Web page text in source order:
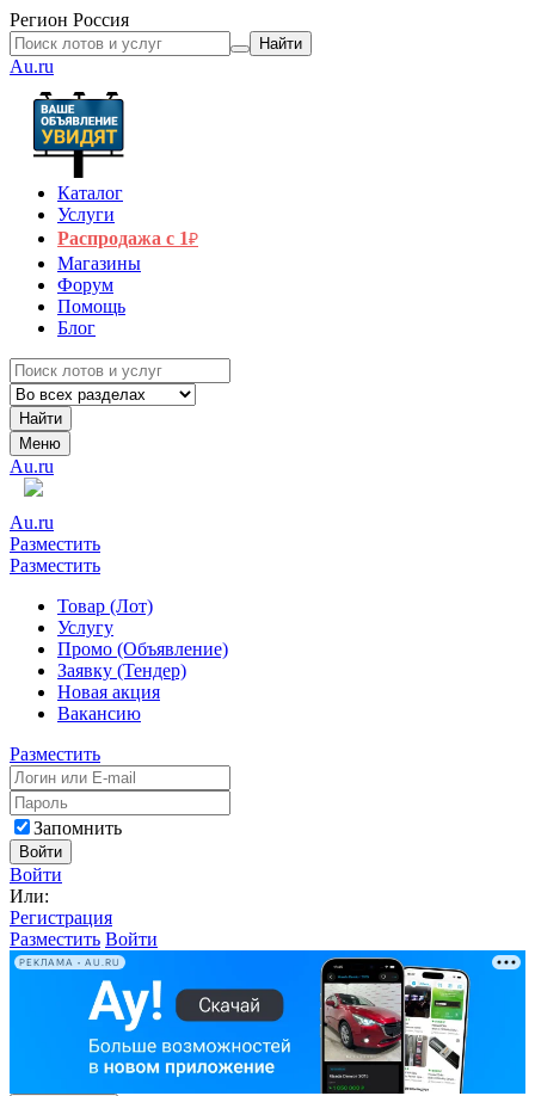
Регион Россия
Найти
Au.ru
Каталог
Услуги
Распродажа с 1₽
Магазины
Форум
Помощь
Блог
Найти
Меню
Au.ru
Au.ru
Разместить
Разместить
Товар (Лот)
Услугу
Промо (Объявление)
Заявку (Тендер)
Новая акция
Вакансию
Разместить
Запомнить
Войти
Войти
Или:
Регистрация
Разместить Войти
РЕКЛАМА • AU.RU